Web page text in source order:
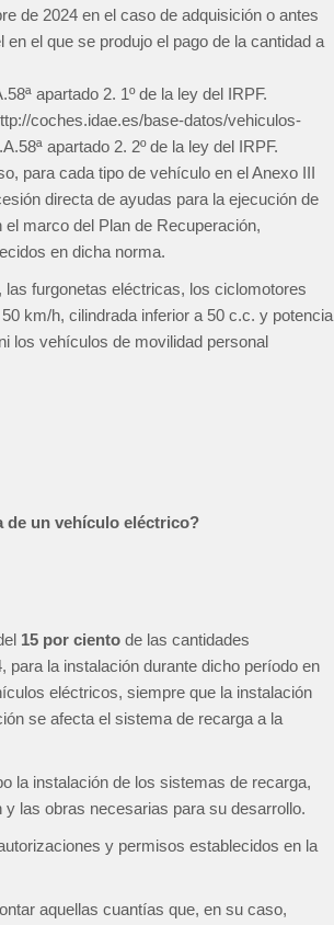
de 2024 en el caso de adquisición o antes
el que se produjo el pago de la cantidad a
apartado 2. 1º de la ley del IRPF.
coches.idae.es/base-datos/vehiculos-
apartado 2. 2º de la ley del IRPF.
para cada tipo de vehículo en el Anexo III
directa de ayudas para la ejecución de
marco del Plan de Recuperación,
en dicha norma.
furgonetas eléctricas, los ciclomotores
km/h, cilindrada inferior a 50 c.c. y potencia
los vehículos de movilidad personal
de un vehículo eléctrico?
15 por ciento de las cantidades
para la instalación durante dicho período en
eléctricos, siempre que la instalación
se afecta el sistema de recarga a la
la instalación de los sistemas de recarga,
las obras necesarias para su desarrollo.
y permisos establecidos en la
aquellas cuantías que, en su caso,